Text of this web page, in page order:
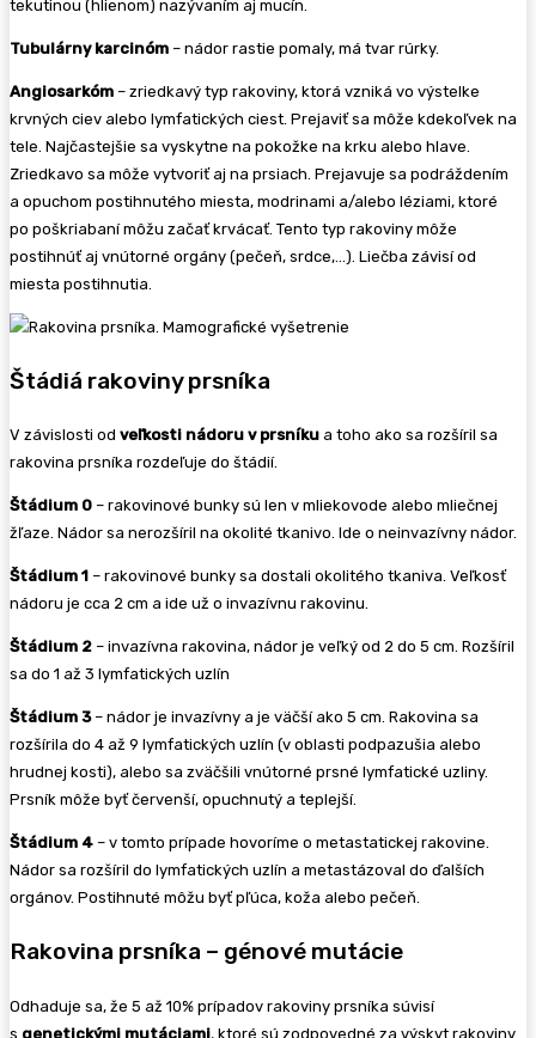
tekutinou (hlienom) nazývaním aj mucín.
Tubulárny karcinóm – nádor rastie pomaly, má tvar rúrky.
Angiosarkóm – zriedkavý typ rakoviny, ktorá vzniká vo výstelke
krvných ciev alebo lymfatických ciest. Prejaviť sa môže kdekoľvek na
tele. Najčastejšie sa vyskytne na pokožke na krku alebo hlave.
Zriedkavo sa môže vytvoriť aj na prsiach. Prejavuje sa podráždením
a opuchom postihnutého miesta, modrinami a/alebo léziami, ktoré
po poškriabaní môžu začať krvácať. Tento typ rakoviny môže
postihnúť aj vnútorné orgány (pečeň, srdce,…). Liečba závisí od
miesta postihnutia.
Štádiá rakoviny prsníka
V závislosti od veľkosti nádoru v prsníku a toho ako sa rozšíril sa
rakovina prsníka rozdeľuje do štádií.
Štádium 0 – rakovinové bunky sú len v mliekovode alebo mliečnej
žľaze. Nádor sa nerozšíril na okolité tkanivo. Ide o neinvazívny nádor.
Štádium 1 – rakovinové bunky sa dostali okolitého tkaniva. Veľkosť
nádoru je cca 2 cm a ide už o invazívnu rakovinu.
Štádium 2 – invazívna rakovina, nádor je veľký od 2 do 5 cm. Rozšíril
sa do 1 až 3 lymfatických uzlín
Štádium 3– nádor je invazívny a je väčší ako 5 cm. Rakovina sa
rozšírila do 4 až 9 lymfatických uzlín (v oblasti podpazušia alebo
hrudnej kosti), alebo sa zväčšili vnútorné prsné lymfatické uzliny.
Prsník môže byť červenší, opuchnutý a teplejší.
Štádium 4 – v tomto prípade hovoríme o metastatickej rakovine.
Nádor sa rozšíril do lymfatických uzlín a metastázoval do ďalších
orgánov. Postihnuté môžu byť pľúca, koža alebo pečeň.
Rakovina prsníka – génové mutácie
Odhaduje sa, že 5 až 10% prípadov rakoviny prsníka súvisí
s genetickými mutáciami, ktoré sú zodpovedné za výskyt rakoviny